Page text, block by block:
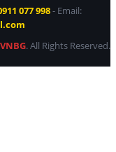
077 998- Email:
. All Rights Reserved.